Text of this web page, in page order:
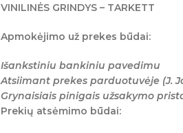
VINILINĖS GRINDYS – TARKETT
Apmokėjimo už prekes būdai:
Išankstiniu bankiniu pavedimu
Atsiimant prekes parduotuvėje (J.
Grynaisiais pinigais užsakymo
Prekių atsėmimo būdai: